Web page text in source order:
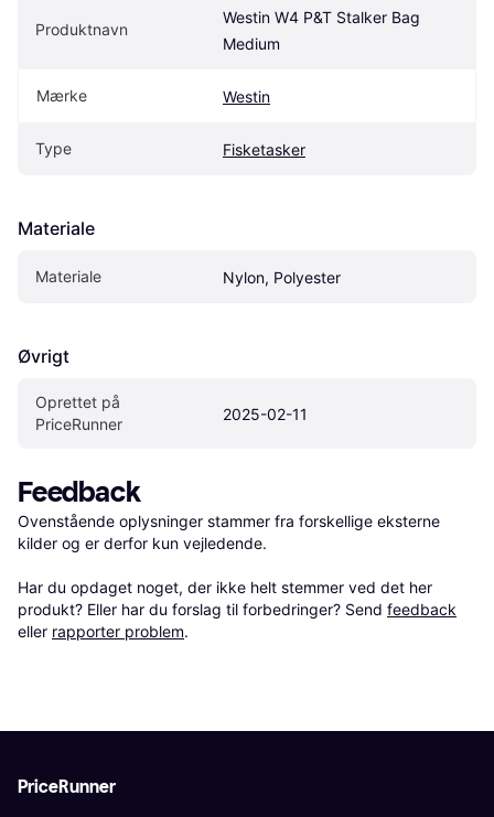
Produktnavn
Westin W4 P&T Stalker Bag
Medium
Mærke Westin
Type Fisketasker
Materiale
Materiale Nylon, Polyester
Øvrigt
Oprettet på
PriceRunner
2025-02-11
Feedback
Ovenstående oplysninger stammer fra forskellige eksterne
kilder og er derfor kun vejledende.
Har du opdaget noget, der ikke helt stemmer ved det her
produkt? Eller har du forslag til forbedringer? Send feedback
eller rapporter problem.
PriceRunner